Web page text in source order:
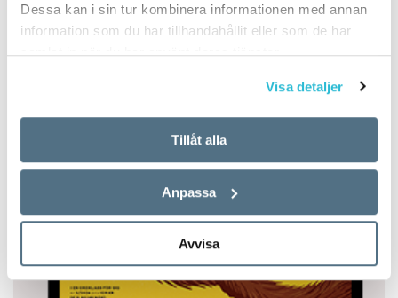
Dessa kan i sin tur kombinera informationen med annan
information som du har tillhandahållit eller som de har
samlat in när du har använt deras tjänster.
Visa detaljer
Tillåt alla
Anpassa
Avvisa